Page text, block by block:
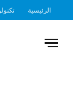
الرئيسية